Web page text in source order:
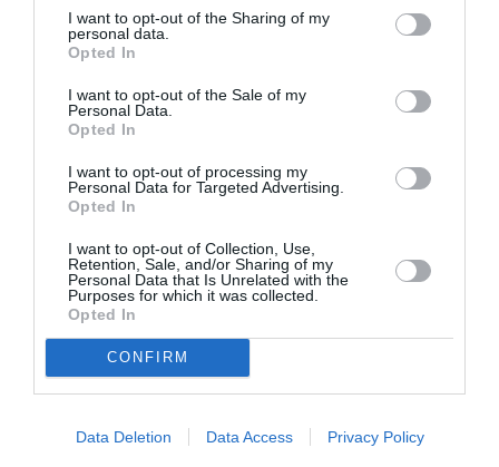
I want to opt-out of the Sharing of my
personal data.
Opted In
I want to opt-out of the Sale of my
Personal Data.
Opted In
I want to opt-out of processing my
Personal Data for Targeted Advertising.
Opted In
I want to opt-out of Collection, Use,
Retention, Sale, and/or Sharing of my
Personal Data that Is Unrelated with the
Purposes for which it was collected.
Opted In
CONFIRM
Data Deletion Data Access Privacy Policy
par le calcul de la différence entre le seuil limite
de l’ISEE (Indicateur de la Situation Economique
Equivalente) et la limite de revenu personnel du
pensionné.
Cas de revenus supplémentaires à la pension
Si le pensionné a des revenus supplémentaires, en
plus de la pension, il est nécessaire que ceux-ci ne
dépassent pas les deux limites maximales de revenu
suivantes:
10.003,70 € (individuel);
20.007,39 € (conjugal).